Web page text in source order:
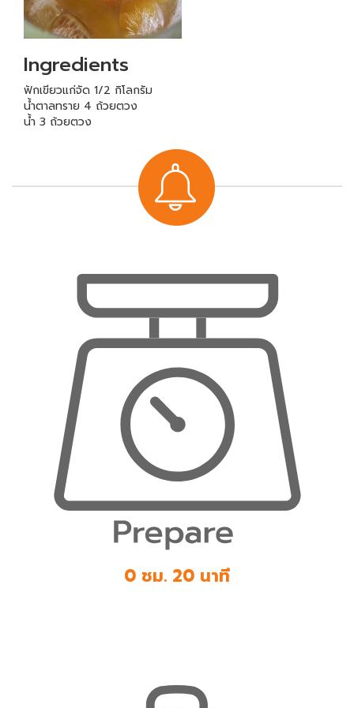
Ingredients
ฟักเขียวแก่จัด 1/2 กิโลกรัม
น้ำตาลทราย 4 ถ้วยตวง
น้ำ 3 ถ้วยตวง
0 ชม. 20 นาที